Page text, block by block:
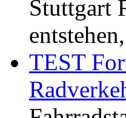
Stuttgart
TEST